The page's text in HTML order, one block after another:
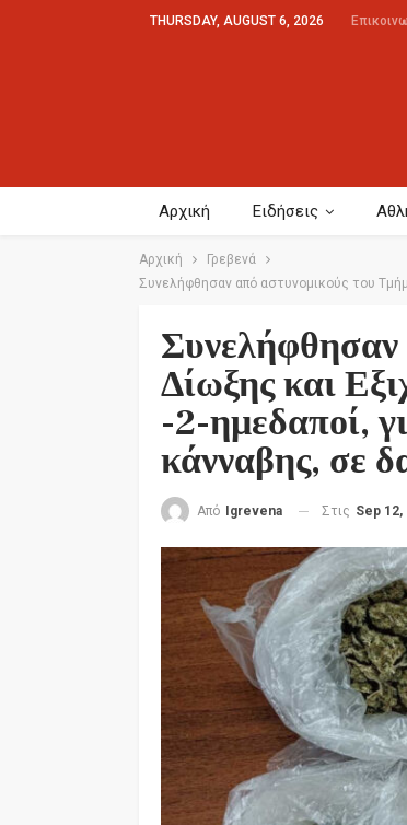
THURSDAY, AUGUST 6, 2026
Αρχική Ειδήσεις
Αρχική
Γρεβενά
Συνελήφθησαν από αστυνομικούς του
Συνελήφθησαν
Δίωξης και
-2-ημεδαποί,
κάνναβης, σε
Από Igrevena Στις Sep 12,